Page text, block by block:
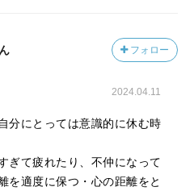
フォロー
2024.04.11
分にとっては意識的に休む時
ぎて疲れたり、不仲になって
を適度に保つ・心の距離をと